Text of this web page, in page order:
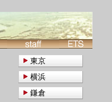
東京
横浜
鎌倉